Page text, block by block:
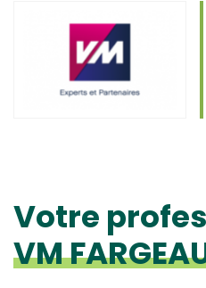
Votre
VM